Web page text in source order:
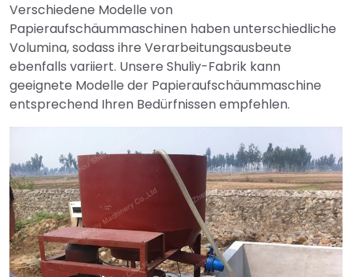
Verschiedene Modelle von
Papieraufschäummaschinen haben unterschiedliche
Volumina, sodass ihre Verarbeitungsausbeute
ebenfalls variiert. Unsere Shuliy-Fabrik kann
geeignete Modelle der Papieraufschäummaschine
entsprechend Ihren Bedürfnissen empfehlen.